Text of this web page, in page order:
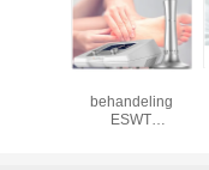
behandeling
ESWT